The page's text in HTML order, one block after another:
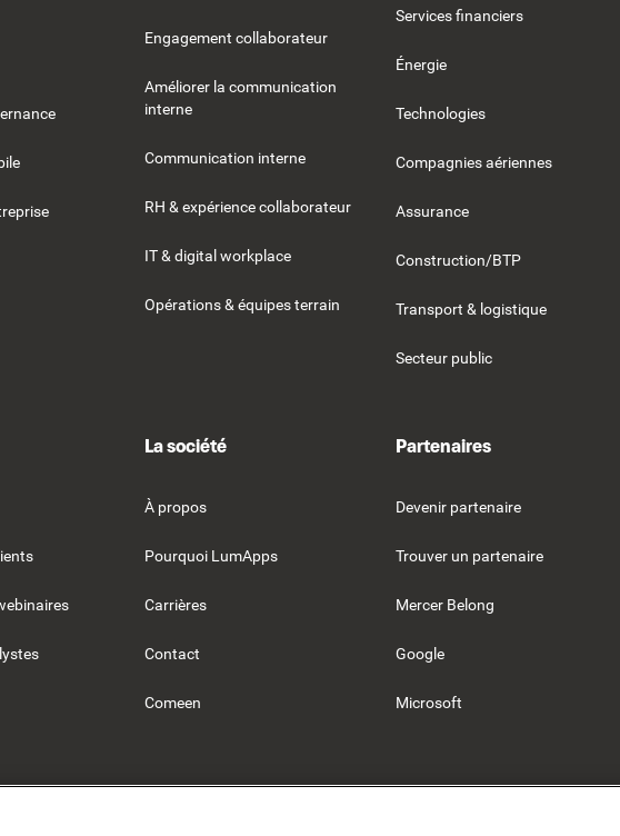
Engagement collaborateur
Améliorer la communication
interne
Communication interne
RH & expérience collaborateur
IT & digital workplace
Opérations & équipes terrain
Services financiers
Énergie
Technologies
Compagnies aériennes
Assurance
Construction/BTP
Transport & logistique
Secteur public
La société
À propos
Pourquoi LumApps
Carrières
Contact
Comeen
Partenaires
Devenir partenaire
Trouver un partenaire
Mercer Belong
Google
Microsoft